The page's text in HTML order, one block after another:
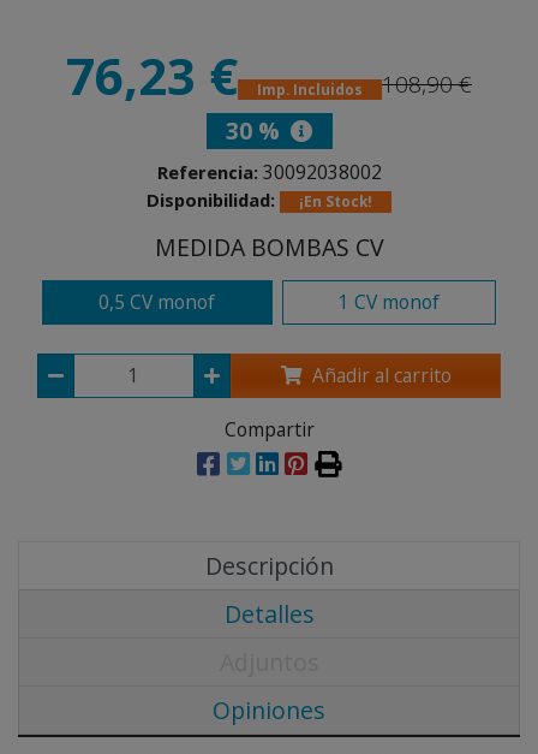
76,23 € Imp. Incluidos
108,90 €
30 %
Referencia: 30092038002
Disponibilidad: ¡En Stock!
MEDIDA BOMBAS CV
0,5 CV monof 1 CV monof
Añadir al carrito
Compartir
Descripción
Detalles
Opiniones